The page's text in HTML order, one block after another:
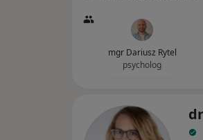
mgr Dariusz Rytel
psycholog